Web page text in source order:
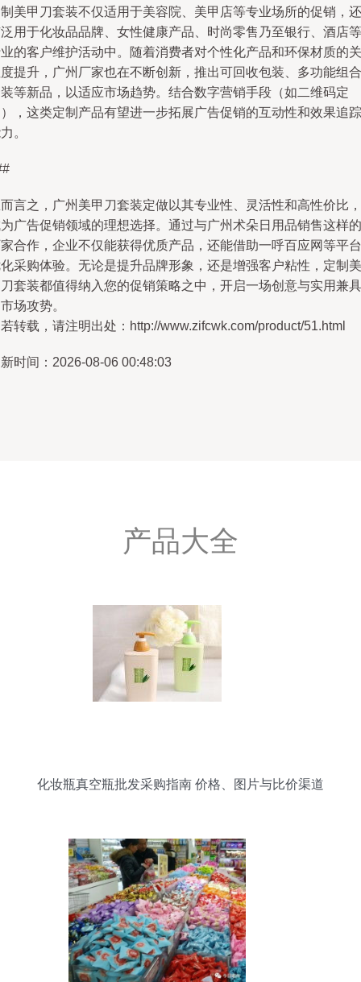
美甲刀套装不仅适用于美容院、美甲店等专业场所的促销，还
用于化妆品品牌、女性健康产品、时尚零售乃至银行、酒店等
的客户维护活动中。随着消费者对个性化产品和环保材质的关
提升，广州厂家也在不断创新，推出可回收包装、多功能组合
等新品，以适应市场趋势。结合数字营销手段（如二维码定
，这类定制产品有望进一步拓展广告促销的互动性和效果追踪
。
言之，广州美甲刀套装定做以其专业性、灵活性和高性价比，
广告促销领域的理想选择。通过与广州术朵日用品销售这样的
合作，企业不仅能获得优质产品，还能借助一呼百应网等平台
采购体验。无论是提升品牌形象，还是增强客户粘性，定制美
套装都值得纳入您的促销策略之中，开启一场创意与实用兼具
场攻势。
转载，请注明出处：http://www.zifcwk.com/product/51.html
时间：2026-08-06 00:48:03
产品大全
化妆瓶真空瓶批发采购指南 价格、图片与比价渠道